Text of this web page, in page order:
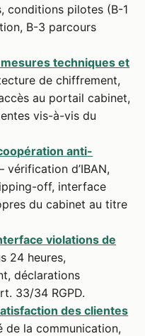
conditions pilotes (B-1
B-3 parcours
techniques et
de chiffrement,
au portail cabinet,
vis-à-vis du
anti-
vérification d’IBAN,
off, interface
du cabinet au titre
violations de
24 heures,
déclarations
33/34 RGPD.
des clientes
de la communication,